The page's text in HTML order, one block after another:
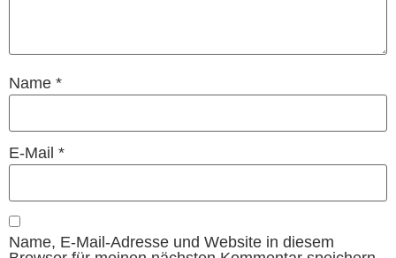
Name *
E-Mail *
Name, E-Mail-Adresse und Website in diesem